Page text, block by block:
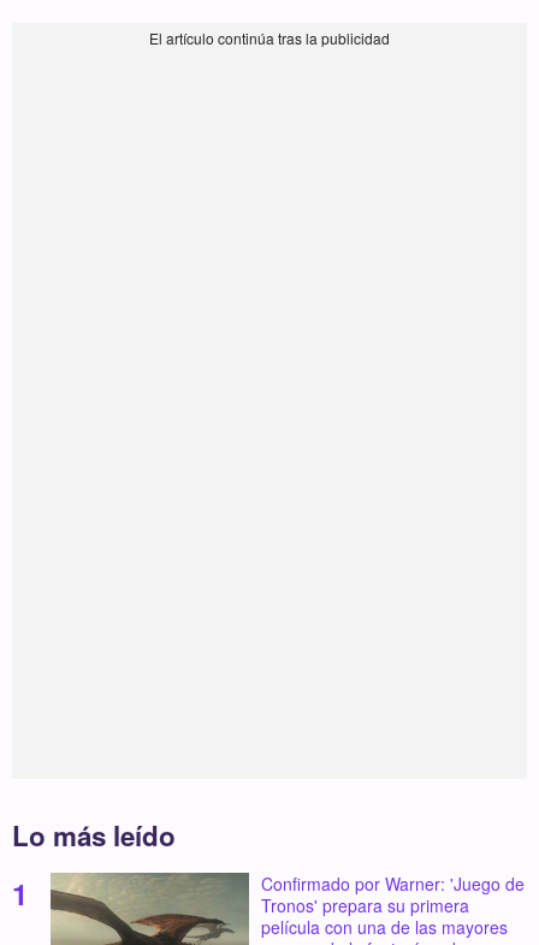
Lo más leído
Confirmado por Warner: 'Juego de
Tronos' prepara su primera
película con una de las mayores